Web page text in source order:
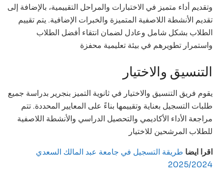
وتقديم أداء متميز في الاختبارات والمراحل التقييمية، بالإضافة إلى
تقديم الأنشطة اللاصفية المتميزة والخبرات الإضافية. يتم تقييم
الطلاب بشكل شامل وعادل لضمان انتقاء أفضل الطلاب
واستمرار تطويرهم في بيئة تعليمية محفزة
التنسيق والاختيار
يقوم فريق التنسيق والاختيار في ثانوية التميز بنجرير بدراسة جميع
طلبات التسجيل بعناية وتقييمها بناءً على المعايير المحددة. تتم
مراجعة الأداء الأكاديمي والتحصيل الدراسي والأنشطة اللاصفية
للطلاب المرشحين للاختيار
اقرا ايضا طريقة التسجيل في جامعة عبد المالك السعدي
2025/2024